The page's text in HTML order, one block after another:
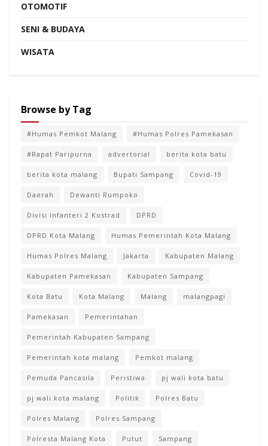
OTOMOTIF
SENI & BUDAYA
WISATA
Browse by Tag
#Humas Pemkot Malang #Humas Polres Pamekasan
#Rapat Paripurna advertorial berita kota batu
berita kota malang Bupati Sampang Covid-19
Daerah Dewanti Rumpoko
Divisi Infanteri 2 Kostrad DPRD
DPRD Kota Malang Humas Pemerintah Kota Malang
Humas Polres Malang Jakarta Kabupaten Malang
Kabupaten Pamekasan Kabupaten Sampang
Kota Batu Kota Malang Malang malangpagi
Pamekasan Pemerintahan
Pemerintah Kabupaten Sampang
Pemerintah kota malang Pemkot malang
Pemuda Pancasila Peristiwa pj wali kota batu
pj wali kota malang Politik Polres Batu
Polres Malang Polres Sampang
Polresta Malang Kota Putut Sampang